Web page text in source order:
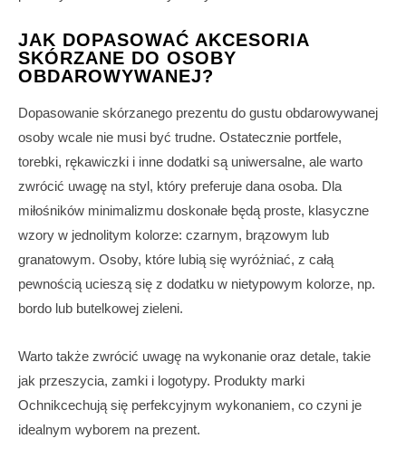
JAK DOPASOWAĆ AKCESORIA
SKÓRZANE DO OSOBY
OBDAROWYWANEJ?
Dopasowanie skórzanego prezentu do gustu obdarowywanej
osoby wcale nie musi być trudne. Ostatecznie portfele,
torebki, rękawiczki i inne dodatki są uniwersalne, ale warto
zwrócić uwagę na styl, który preferuje dana osoba. Dla
miłośników minimalizmu doskonałe będą proste, klasyczne
wzory w jednolitym kolorze: czarnym, brązowym lub
granatowym. Osoby, które lubią się wyróżniać, z całą
pewnością ucieszą się z dodatku w nietypowym kolorze, np.
bordo lub butelkowej zieleni.
Warto także zwrócić uwagę na wykonanie oraz detale, takie
jak przeszycia, zamki i logotypy. Produkty marki
Ochnikcechują się perfekcyjnym wykonaniem, co czyni je
idealnym wyborem na prezent.